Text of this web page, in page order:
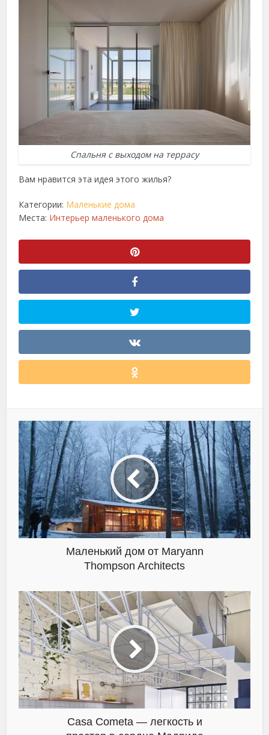
Спальня с выходом на террасу
Вам нравится эта идея этого жилья?
Категории: Маленькие дома
Места: Интерьер маленького дома
Маленький дом от Maryann
Thompson Architects
Casa Cometa — легкость и